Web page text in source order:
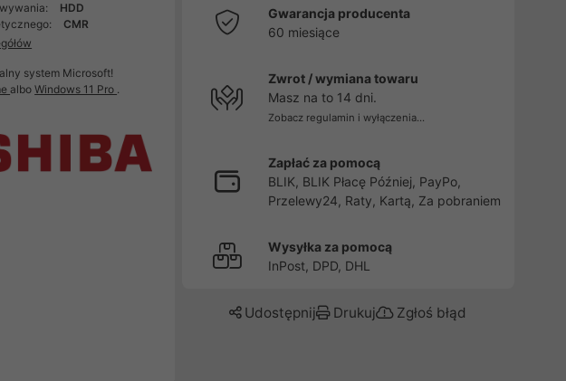
HDD
CMR
system Microsoft!
alboWindows 11 Pro .
Gwarancja producenta
60 miesiące
Zwrot / wymiana towaru
Masz na to 14 dni.
Zobacz regulamin i wyłączenia...
Zapłać za pomocą
BLIK, BLIK Płacę Później, PayPo,
Przelewy24, Raty, Kartą, Za pobraniem
Wysyłka za pomocą
InPost, DPD, DHL
Udostępnij Drukuj Zgłoś błąd